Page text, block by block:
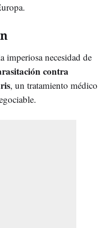
imperiosa necesidad de
contra
, un tratamiento médico